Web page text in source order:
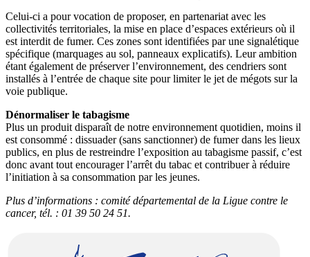
Celui-ci a pour vocation de proposer, en partenariat avec les
collectivités territoriales, la mise en place d’espaces extérieurs où il
est interdit de fumer. Ces zones sont identifiées par une signalétique
spécifique (marquages au sol, panneaux explicatifs). Leur ambition
étant également de préserver l’environnement, des cendriers sont
installés à l’entrée de chaque site pour limiter le jet de mégots sur la
voie publique.
Dénormaliser le tabagisme
Plus un produit disparaît de notre environnement quotidien, moins il
est consommé : dissuader (sans sanctionner) de fumer dans les lieux
publics, en plus de restreindre l’exposition au tabagisme passif, c’est
donc avant tout encourager l’arrêt du tabac et contribuer à réduire
l’initiation à sa consommation par les jeunes.
Plus d’informations : comité départemental de la Ligue contre le
cancer, tél. : 01 39 50 24 51.